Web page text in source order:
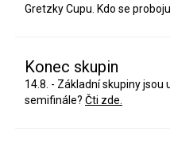
Gretzky Cupu. Kdo se
Konec skupin
14.8. - Základní skupiny jsou
semifinále? Čti zde.